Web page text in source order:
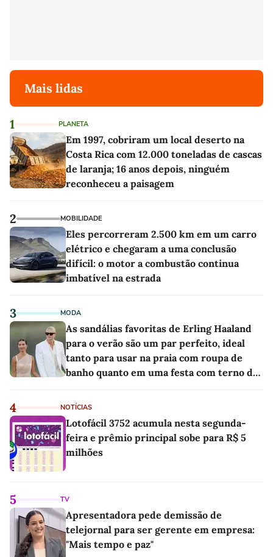
Mais lidas
1 PLANETA
Em 1997, cobriram um local deserto na
Costa Rica com 12.000 toneladas de cascas
de laranja; 16 anos depois, ninguém
reconheceu a paisagem
2 MOBILIDADE
Eles percorreram 2.500 km em um carro
elétrico e chegaram a uma conclusão
difícil: o motor a combustão continua
imbatível na estrada
3 MODA
As sandálias favoritas de Erling Haaland
para o verão são um par perfeito, ideal
tanto para usar na praia com roupa de
banho quanto em uma festa com terno de
4 NOTÍCIAS
Lotofácil 3752 acumula nesta segunda-
feira e prêmio principal sobe para R$ 5
milhões
5 TV
Apresentadora pede demissão de
telejornal para ser gerente em empresa:
"Mais tempo e paz"